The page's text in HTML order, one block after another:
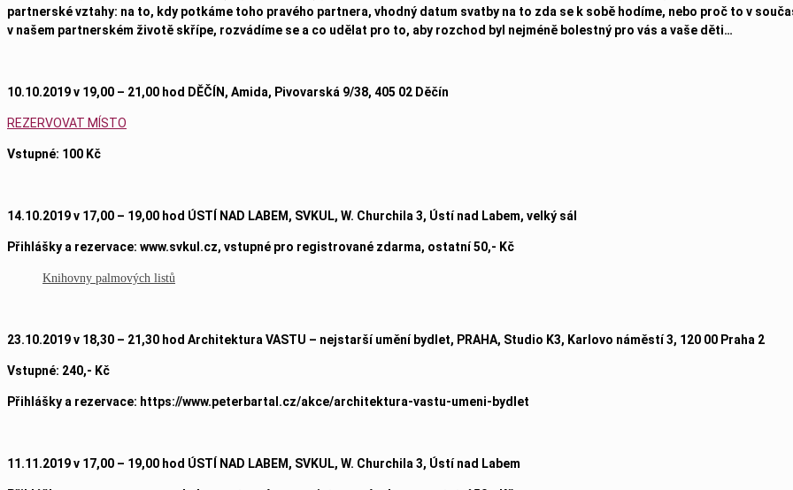
partnerské vztahy: na to, kdy potkáme toho pravého partnera, vhodný datum svatby na to zda se k sobě hodíme, nebo proč to v
v našem partnerském životě skřípe, rozvádíme se a co udělat pro to, aby rozchod byl nejméně bolestný pro vás a vaše děti…
10.10.2019 v 19,00 – 21,00 hod DĚČÍN, Amida, Pivovarská 9/38, 405 02 Děčín
REZERVOVAT MÍSTO
Vstupné: 100 Kč
14.10.2019 v 17,00 – 19,00 hod ÚSTÍ NAD LABEM, SVKUL, W. Churchila 3, Ústí nad Labem, velký sál
Přihlášky a rezervace: www.svkul.cz, vstupné pro registrované zdarma, ostatní 50,- Kč
Knihovny palmových listů
23.10.2019 v 18,30 – 21,30 hod Architektura VASTU – nejstarší umění bydlet, PRAHA, Studio K3, Karlovo náměstí 3, 120 00 Praha 2
Vstupné: 240,- Kč
Přihlášky a rezervace: https://www.peterbartal.cz/akce/architektura-vastu-umeni-bydlet
11.11.2019 v 17,00 – 19,00 hod ÚSTÍ NAD LABEM, SVKUL, W. Churchila 3, Ústí nad Labem